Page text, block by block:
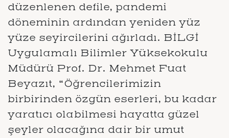
düzenlenen defile, pandemi
döneminin ardından yeniden yüz
yüze seyircilerini ağırladı. BİLGİ
Uygulamalı Bilimler Yüksekokulu
Müdürü Prof. Dr. Mehmet Fuat
Beyazıt, “Öğrencilerimizin
birbirinden özgün eserleri, bu kadar
yaratıcı olabilmesi hayatta güzel
şeyler olacağına dair bir umut